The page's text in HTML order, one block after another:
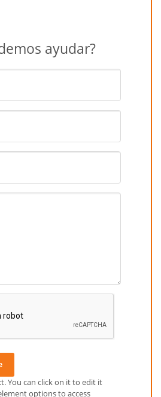
ayudar?
You can click on it to edit it
options to access